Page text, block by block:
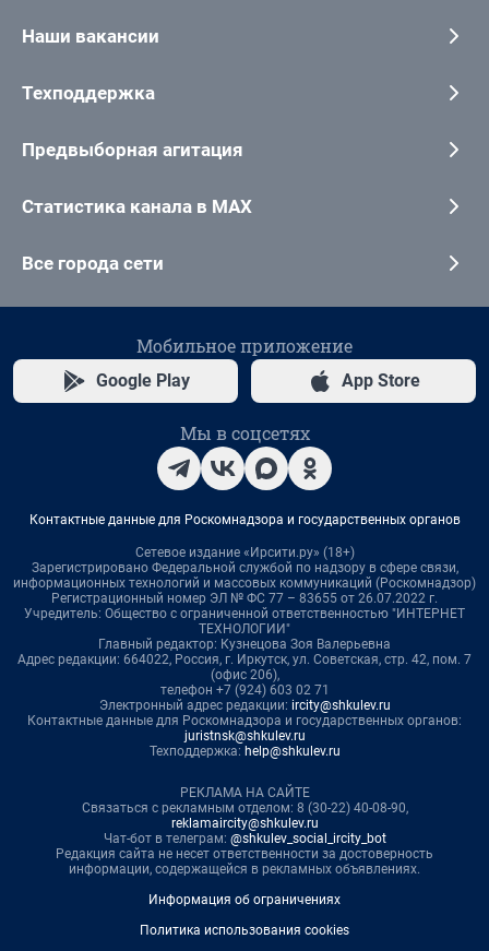
Наши вакансии
Техподдержка
Предвыборная агитация
Статистика канала в MAX
Все города сети
Мобильное приложение
Google Play App Store
Мы в соцсетях
Контактные данные для Роскомнадзора и государственных органов
Сетевое издание «Ирсити.ру» (18+)
Зарегистрировано Федеральной службой по надзору в сфере связи,
информационных технологий и массовых коммуникаций (Роскомнадзор)
Регистрационный номер ЭЛ № ФС 77 – 83655 от 26.07.2022 г.
Учредитель: Общество с ограниченной ответственностью "ИНТЕРНЕТ
ТЕХНОЛОГИИ"
Главный редактор: Кузнецова Зоя Валерьевна
Адрес редакции: 664022, Россия, г. Иркутск, ул. Советская, стр. 42, пом. 7
(офис 206),
телефон +7 (924) 603 02 71
Электронный адрес редакции: ircity@shkulev.ru
Контактные данные для Роскомнадзора и государственных органов:
juristnsk@shkulev.ru
Техподдержка: help@shkulev.ru
РЕКЛАМА НА САЙТЕ
Связаться с рекламным отделом: 8 (30-22) 40-08-90,
reklamaircity@shkulev.ru
Чат-бот в телеграм: @shkulev_social_ircity_bot
Редакция сайта не несет ответственности за достоверность
информации, содержащейся в рекламных объявлениях.
Информация об ограничениях
Политика использования cookies